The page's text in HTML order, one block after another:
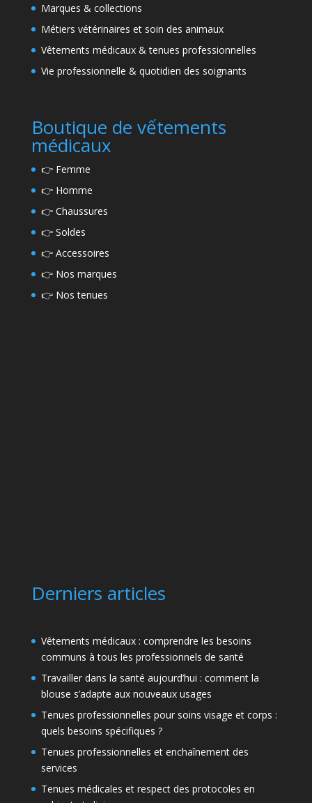
Marques & collections
Métiers vétérinaires et soin des animaux
Vêtements médicaux & tenues professionnelles
Vie professionnelle & quotidien des soignants
Boutique de vếtements
médicaux
👉 Femme
👉 Homme
👉 Chaussures
👉 Soldes
👉 Accessoires
👉 Nos marques
👉 Nos tenues
Derniers articles
Vêtements médicaux : comprendre les besoins
communs à tous les professionnels de santé
Travailler dans la santé aujourd’hui : comment la
blouse s’adapte aux nouveaux usages
Tenues professionnelles pour soins visage et corps :
quels besoins spécifiques ?
Tenues professionnelles et enchaînement des
services
Tenues médicales et respect des protocoles en